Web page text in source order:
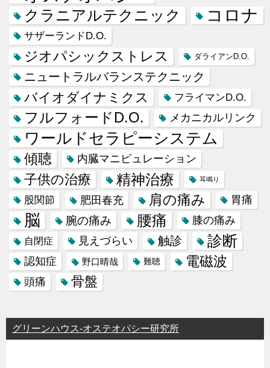
クラニアルテクニック コロナ
サザーランドD.O.
ジオパシックストレス ダライアンD.O.
ニュートラルバランステクニック
バイオダイナミクス フライマンD.O.
フルフォードD.O. メカニカルリンク
ワールドセラピーシステム
傾聴 内臓マニピュレーション
子供の治療 精神治療 耳鳴り
股関節 肥田春充 肩の痛み 胃痛
脳 腕の痛み 腰痛 膝の痛み
自閉症 見えづらい 触診 診断
認知症 野口晴哉 難聴 電磁波
頭痛 骨盤
グリーンハウス-オステオパシー研究所